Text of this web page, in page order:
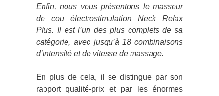
Enfin, nous vous présentons le masseur
de cou électrostimulation Neck Relax
Plus. Il est l’un des plus complets de sa
catégorie, avec jusqu’à 18 combinaisons
d’intensité et de vitesse de massage.
En plus de cela, il se distingue par son
rapport qualité-prix et par les énormes